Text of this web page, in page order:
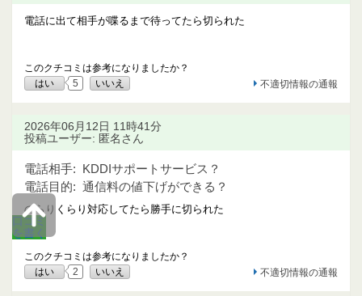
電話に出て相手が喋るまで待ってたら切られた
このクチコミは参考になりましたか？
はい
5 いいえ 不適切情報の通報
2026年06月12日 11時41分
投稿ユーザー: 匿名さん
電話相手: KDDIサポートサービス？
電話目的: 通信料の値下げができる？
のらりくらり対応してたら勝手に切られた
このクチコミは参考になりましたか？
はい
2 いいえ 不適切情報の通報
口コミ
を書く